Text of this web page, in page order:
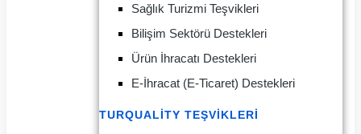
Sağlık Turizmi Teşvikleri
Bilişim Sektörü Destekleri
Ürün İhracatı Destekleri
E-İhracat (E-Ticaret) Destekleri
TURQUALITY TEŞVIKLERI